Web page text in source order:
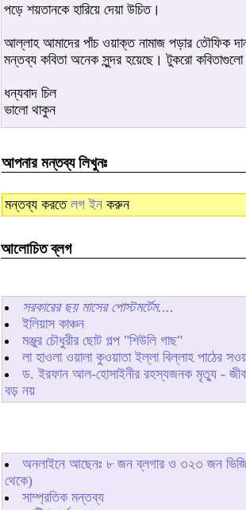
পড়ে শয়তানকে হারিয়ে দেয়া উচিত।
আল্লাহ আমাদের পাঁচ ওয়াক্ত নামাজ পড়ার তৌফিক
মন্তব্য কবিতা অনেক সুন্দর হয়েছে। টুকরো কবিতাগুলো
ধন্যবাদ চিল
ভালো থাকুন
আপনার মন্তব্য লিখুনঃ
মন্তব্য করতে লগ ইন করুন
আলোচিত ব্লগ
সরকারের ছয় মাসের পোস্টমর্টেম....
ইলিয়াস কাঞ্চন
মঞ্জুর চৌধুরীর ছোট গল্প "শিউলি গাছ"
লা হাওলা ওয়ালা কুওয়াতা ইল্লা বিল্লাহ পাঠের
ড. ইরফান আল-হোসাইনীর রহস্যজনক মৃত্যু -
বড় নয়
অনলাইনে আছেনঃ ৮জন ব্লগার ও ৩২৩ জন
থেকে)
সাম্প্রতিক মন্তব্য